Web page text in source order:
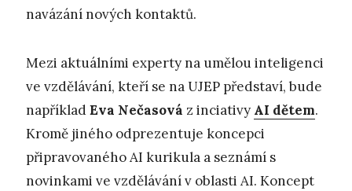
navázání nových kontaktů.
Mezi aktuálními experty na umělou inteligenci
ve vzdělávání, kteří se na UJEP představí, bude
napříkladEva Nečasová z inciativy AI dětem.
Kromě jiného odprezentuje koncepci
připravovaného AI kurikula a seznámí s
novinkami ve vzdělávání v oblasti AI. Koncept